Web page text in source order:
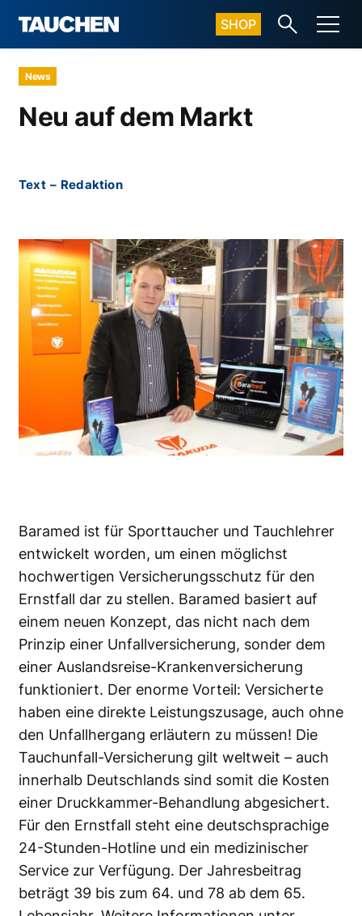
SHOP
News
Neu auf dem Markt
Text – Redaktion
Baramed ist für Sporttaucher und Tauchlehrer
entwickelt worden, um einen möglichst
hochwertigen Versicherungsschutz für den
Ernstfall dar zu stellen. Baramed basiert auf
einem neuen Konzept, das nicht nach dem
Prinzip einer Unfallversicherung, sonder dem
einer Auslandsreise-Krankenversicherung
funktioniert. Der enorme Vorteil: Versicherte
haben eine direkte Leistungszusage, auch ohne
den Unfallhergang erläutern zu müssen! Die
Tauchunfall-Versicherung gilt weltweit – auch
innerhalb Deutschlands sind somit die Kosten
einer Druckkammer-Behandlung abgesichert.
Für den Ernstfall steht eine deutschsprachige
24-Stunden-Hotline und ein medizinischer
Service zur Verfügung. Der Jahresbeitrag
beträgt 39 bis zum 64. und 78 ab dem 65.